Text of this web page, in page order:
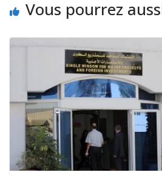
Vous pourrez